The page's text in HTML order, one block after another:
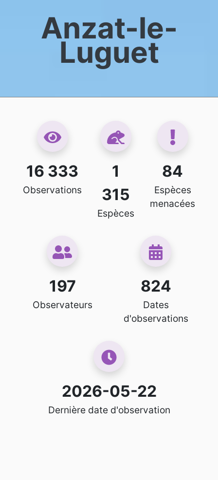
Anzat-le-
Luguet
16 333
Observations
1
315
Espèces
84
Espèces
menacées
197
Observateurs
824
Dates
d'observations
2026-05-22
Dernière date d'observation